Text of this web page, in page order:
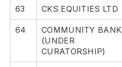
63 CKS EQUITIES LTD
64
COMMUNITY BANK
(UNDER
CURATORSHIP)